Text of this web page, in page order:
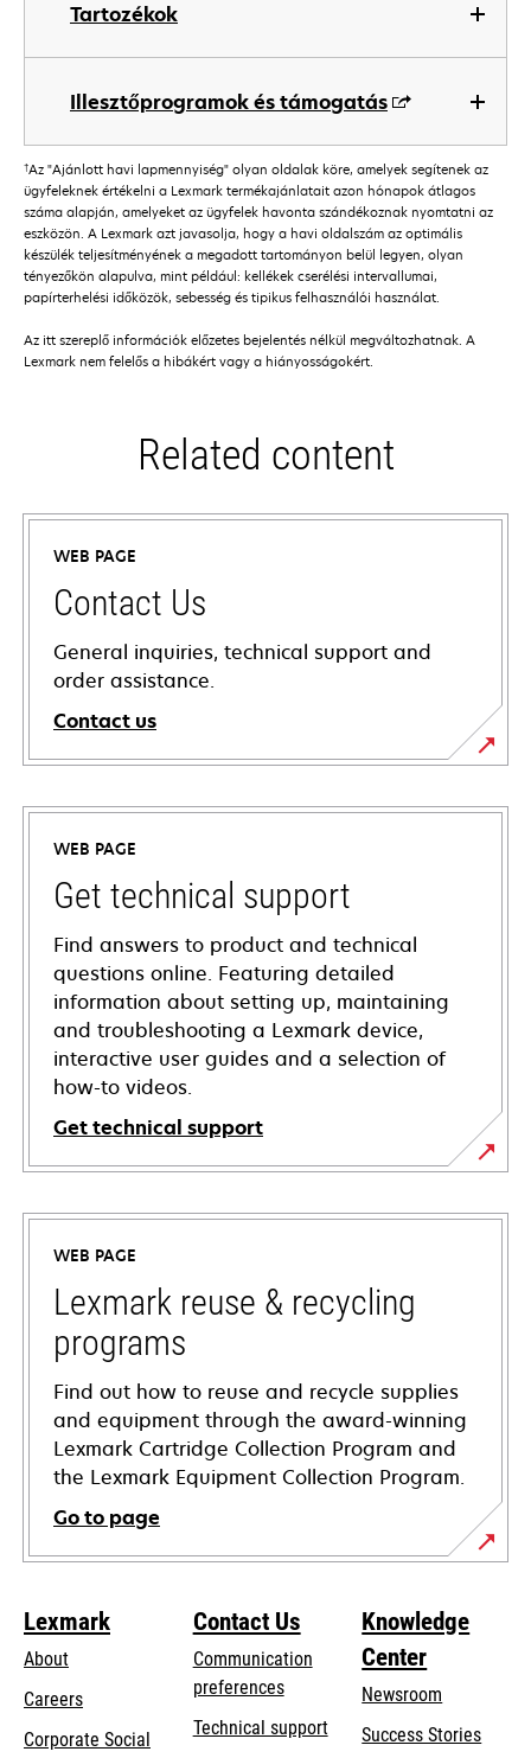
Tartozékok
Illesztőprogramok és támogatás
†Az "Ajánlott havi lapmennyiség" olyan oldalak köre, amelyek segítenek az
ügyfeleknek értékelni a Lexmark termékajánlatait azon hónapok átlagos
száma alapján, amelyeket az ügyfelek havonta szándékoznak nyomtatni az
eszközön. A Lexmark azt javasolja, hogy a havi oldalszám az optimális
készülék teljesítményének a megadott tartományon belül legyen, olyan
tényezőkön alapulva, mint például: kellékek cserélési intervallumai,
papírterhelési időközök, sebesség és tipikus felhasználói használat.
Az itt szereplő információk előzetes bejelentés nélkül megváltozhatnak. A
Lexmark nem felelős a hibákért vagy a hiányosságokért.
Related content
WEB PAGE
Contact Us
General inquiries, technical support and
order assistance.
Contact us
WEB PAGE
Get technical support
Find answers to product and technical
questions online. Featuring detailed
information about setting up, maintaining
and troubleshooting a Lexmark device,
interactive user guides and a selection of
how-to videos.
Get technical support
opens
in
new
tab
WEB PAGE
Lexmark reuse & recycling
programs
Find out how to reuse and recycle supplies
and equipment through the award-winning
Lexmark Cartridge Collection Program and
the Lexmark Equipment Collection Program.
Go to page
Lexmark
About
Careers
Corporate Social
Contact Us
Communication
preferences
Technical supportopens
Knowledge
Center
Newsroom
Success Stories